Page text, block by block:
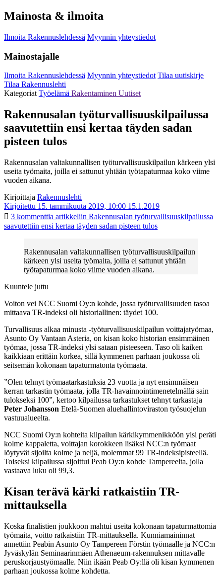
Mainosta & ilmoita
Ilmoita Rakennuslehdessä Myynnin yhteystiedot
Mainostajalle
Ilmoita Rakennuslehdessä Myynnin yhteystiedot Tilaa uutiskirje
Tilaa Rakennuslehti
KategoriatTyöelämä Rakentaminen Uutiset
Rakennusalan työturvallisuuskilpailussa
saavutettiin ensi kertaa täyden sadan
pisteen tulos
Rakennusalan valtakunnallisen työturvallisuuskilpailun kärkeen ylsi
useita työmaita, joilla ei sattunut yhtään työtapaturmaa koko viime
vuoden aikana.
Kirjoittaja Rakennuslehti
Kirjoitettu 15. tammikuuta 2019, 10:00 15.1.2019
3 kommenttia artikkeliin Rakennusalan työturvallisuuskilpailussa
saavutettiin ensi kertaa täyden sadan pisteen tulos
Rakennusalan valtakunnallisen työturvallisuuskilpailun
kärkeen ylsi useita työmaita, joilla ei sattunut yhtään
työtapaturmaa koko viime vuoden aikana.
Kuuntele juttu
Voiton vei NCC Suomi Oy:n kohde, jossa työturvallisuuden tasoa
mittaava TR-indeksi oli historiallinen: täydet 100.
Turvallisuus alkaa minusta -työturvallisuuskilpailun voittajatyömaa,
Asunto Oy Vantaan Asteria, on kisan koko historian ensimmäinen
työmaa, jossa TR-indeksi ylsi sataan pisteeseen. Taso oli kaiken
kaikkiaan erittäin korkea, sillä kymmenen parhaan joukossa oli
seitsemän kokonaan tapaturmatonta työmaata.
”Olen tehnyt työmaatarkastuksia 23 vuotta ja nyt ensimmäisen
kerran tarkastin työmaata, jolla TR-havainnointimenetelmällä sain
tulokseksi 100”, kertoo kilpailussa tarkastukset tehnyt tarkastaja
Peter Johansson Etelä-Suomen aluehallintoviraston työsuojelun
vastuualueelta.
NCC Suomi Oy:n kohteita kilpailun kärkikymmenikköön ylsi peräti
kolme kappaletta, voittajan korokkeen lisäksi NCC:n työmaat
löytyvät sijoilta kolme ja neljä, molemmat 99 TR-indeksipisteellä.
Toiseksi kilpailussa sijoittui Peab Oy:n kohde Tampereelta, jolla
vastaava luku oli 99,3.
Kisan terävä kärki ratkaistiin TR-
mittauksella
Koska finalistien joukkoon mahtui useita kokonaan tapaturmattomia
työmaita, voitto ratkaistiin TR-mittauksella. Kunniamaininnat
annettiin Peabin Asunto Oy Tampereen Förstin työmaalle ja NCC:n
Jyväskylän Seminaarinmäen Athenaeum-rakennuksen mittavalle
peruskorjaustyömaalle. Niin ikään Peab Oy:llä oli kisan kymmenen
parhaan joukossa kolme kohdetta.